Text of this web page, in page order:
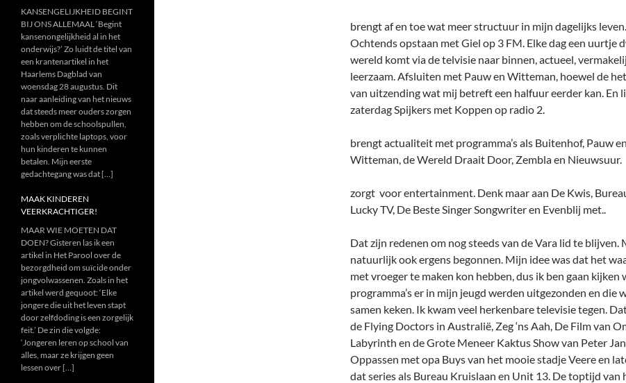
brengt af en toe wat meer structuur in mijn dagelijks leven.
Ochtends opstaan met Giel op 3 FM. Elke dag een uurtje
wereld komt via de telvisie naar binnen, actueel,
leerzaam. Afsluiten met Pauw en Witteman, hoewel de
van uitzending wat mij betreft een halfuur eerder kan. En
zaterdag Spijkers met Koppen op radio 2.
brengt actualiteit met programma’s als Buitenhof, Pauw en
Witteman, de Wereld Draait Door, Zembla en Nieuwsuur.
zorgt voor entertainment. Denk maar aan De Kwis,
Lucky TV, De Beste Singer Songwriter en Evenblij met..
Dat zijn redenen om nog steeds van de Vara lid te blijven.
natuurlijk ook ergens begonnen. Mijn idee was dat het
met vroeger te maken kon hebben, dus ik ben gaan kijken
programma’s er in mijn jeugd werden uitgezonden en die
samen keken. Ik kwam veel herkenbare televisie tegen.
de Flying Doctors in Australië, Zeg ‘ns Aah, De Film van
Labyrinth en de Grote Meneer Kaktus Show van Peter
Oppassen met opa Buys van het mooie stadje Veere en
dat series als Bureau Kruislaan en Unit 13. De toptijd van
KANSENGELIJKHEID BEGINT
BIJ ONS ALLEMAAL ‘Begint
kansenongelijkheid al in het
onderwijs?’ Zo luidt de titel van
een krantenartikel in het
Haarlems Dagblad van
woensdag 28 augustus. Dit
naar aanleiding van het nieuws
dat steeds meer ouders zorgen
hebben om de schoolspullen,
zoals verplichte laptops, voor
hun kinderen te kunnen
betalen. Mijn eerste
gedachtegang was dat […]
MAAK KINDEREN
VEERKRACHTIGER!
MAAR WIE MOETEN DAT
DOEN? Gisteren las ik een
artikel in Het Parool over de
bezorgdheid om suïcide onder
jongvolwassenen. Zoals in het
artikel werd gequoot: ‘Elke
jongere die uit het leven stapt
door zelfdoding is een zorgelijk
feit.’ De zin die volgde:
‘Jongeren leren op school van
alles, maar ze krijgen geen
lessen over […]